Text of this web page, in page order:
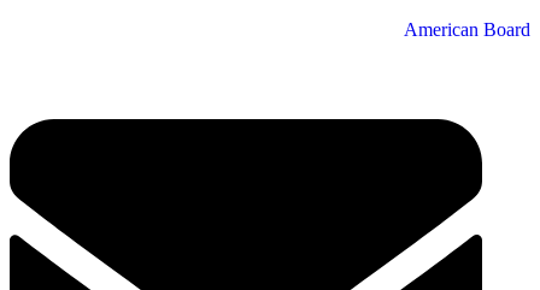
American Board